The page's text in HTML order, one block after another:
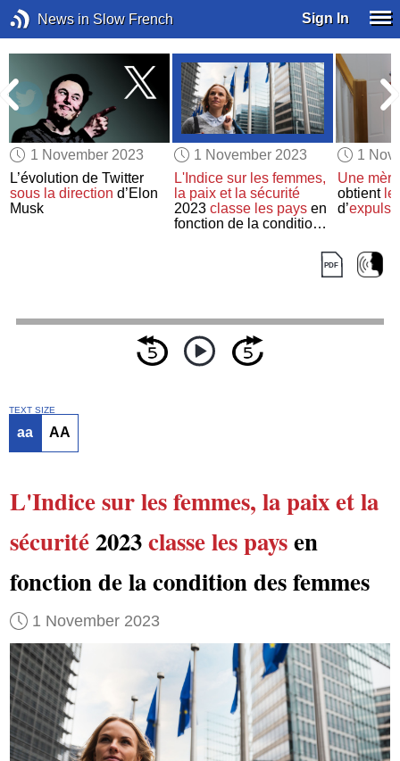
News in Slow French Sign In
1 November 2023
L’évolution de Twitter
sous la direction d’Elon
Musk
1 November 2023
L'Indice sur les femmes,
la paix et la sécurité
2023 classe les paysen
fonction de la condition
1
Une
obtient
d’
TEXT SIZE
aa AA
L'Indice sur les femmes, la paix et la
sécurité2023classeles paysen
fonction de la condition des femmes
1 November 2023